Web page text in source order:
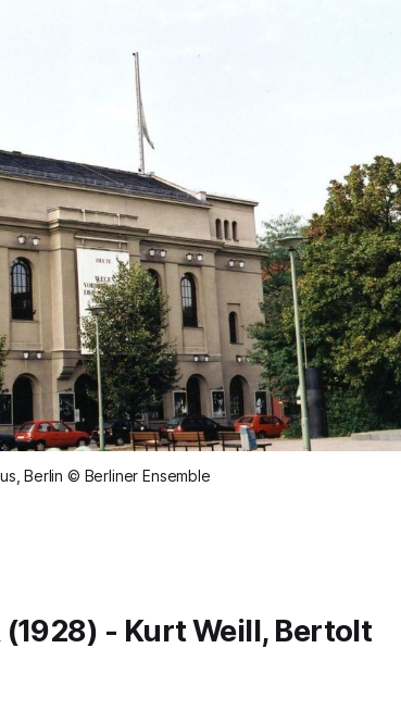
Berlin © Berliner Ensemble
(1928) - Kurt Weill, Bertolt